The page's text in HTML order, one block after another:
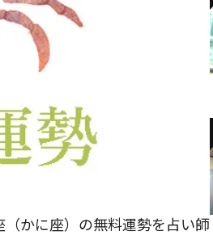
かに座）の無料運勢を占い師